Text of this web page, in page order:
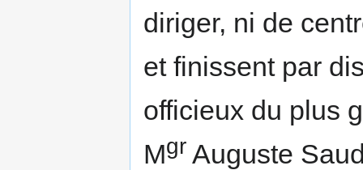
diriger, ni de
et finissent par
officieux du plus
Mgr Auguste